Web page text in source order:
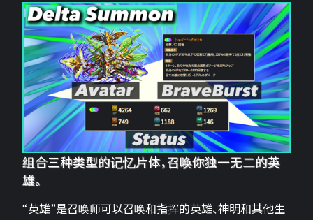
组合三种类型的记忆片体，召唤你独一无二的英
雄。
“英雄”是召唤师可以召唤和指挥的英雄、神明和其他生